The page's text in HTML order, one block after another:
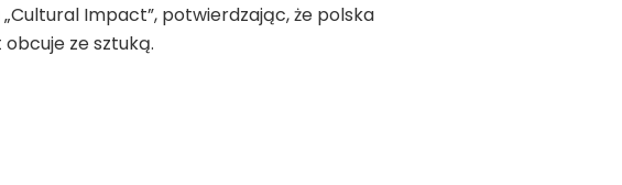
Impact”, potwierdzając, że polska
ze sztuką.